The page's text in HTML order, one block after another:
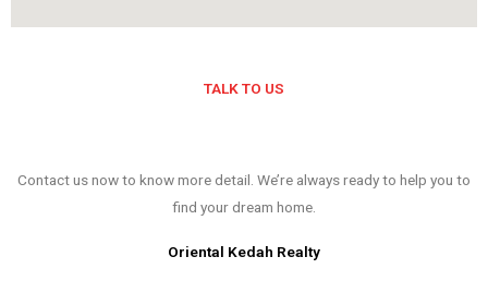
TALK TO US
Contact us now to know more detail. We’re always ready to help you to
find your dream home.
Oriental Kedah Realty